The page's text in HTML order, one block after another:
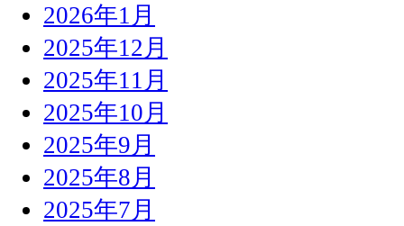
2026年1月
2025年12月
2025年11月
2025年10月
2025年9月
2025年8月
2025年7月